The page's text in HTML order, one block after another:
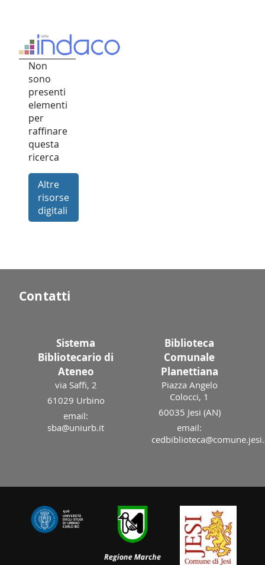
Non
sono
presenti
elementi
per
raffinare
questa
ricerca
Altre
risorse
digitali
Contatti
Sistema
Bibliotecario di
Ateneo
via Saffi, 2
61029 Urbino
email:
sba@uniurb.it
Biblioteca
Comunale
Planettiana
Piazza Angelo
Colocci, 1
60035 Jesi (AN)
email: